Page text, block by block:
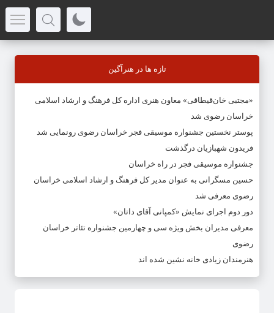
تازه ها در هنرآگین
«مجتبی خان‌قیطاقی» معاون هنری اداره کل فرهنگ و ارشاد اسلامی
خراسان رضوی شد
پوستر نخستین جشنواره موسیقی فجر خراسان رضوی رونمایی شد
فریدون شهبازیان درگذشت
جشنواره موسیقی فجر در راه خراسان
حسین مسگرانی به عنوان مدیر کل فرهنگ و ارشاد اسلامی خراسان
رضوی معرفی شد
دور دوم اجرای نمایش «کمپانی آقای داتان»
معرفی مدیران بخش ویژه سی و چهارمین جشنواره تئاتر خراسان
رضوی
هنرمندان زیادی خانه نشین شده اند